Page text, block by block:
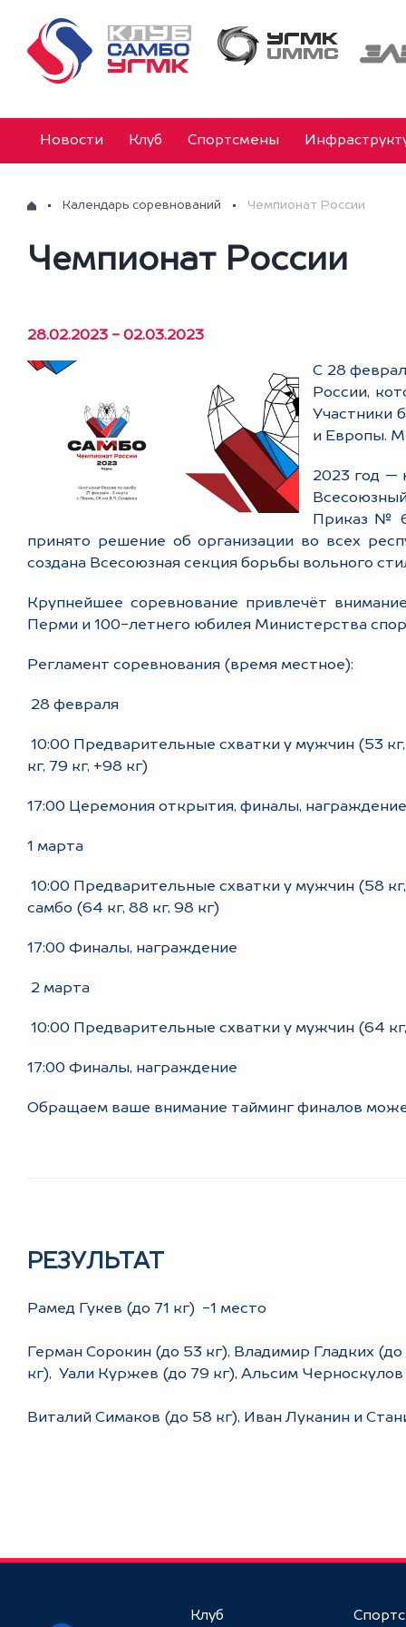
Новости Клуб Спортсмены
Календарь соревнований Чемпионат России
Чемпионат России
28.02.2023 - 02.03.2023
С 28
России,
Участники
и Европы.
2023 год —
Приказ №
принято решение об организации во всех
создана Всесоюзная секция борьбы вольного
Крупнейшее соревнование привлечёт
Перми и 100-летнего юбилея Министерства
Регламент соревнования (время местное):
28 февраля
10:00 Предварительные схватки у мужчин (53
кг, 79 кг, +98 кг)
17:00 Церемония открытия, финалы, награждение
1 марта
10:00 Предварительные схватки у мужчин (58
самбо (64 кг, 88 кг, 98 кг)
17:00 Финалы, награждение
2 марта
10:00 Предварительные схватки у мужчин (64
17:00 Финалы, награждение
Обращаем ваше внимание тайминг финалов
РЕЗУЛЬТАТ
Рамед Гукев (до 71 кг) -1 место
Герман Сорокин (до 53 кг), Владимир Гладких
кг), Уали Куржев (до 79 кг), Альсим
Виталий Симаков (до 58 кг), Иван Луканин и
Клуб